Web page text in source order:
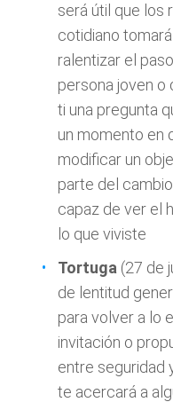
será útil que los
cotidiano
ralentizar el
persona joven o
ti una pregunta
un momento en
modificar un
parte del
capaz de ver el
lo que viviste
Tortuga (27 de
de lentitud
para volver a lo
invitación o
entre seguridad
te acercará a